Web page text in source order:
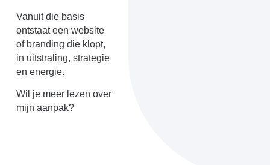
Vanuit die basis
ontstaat een website
of branding die klopt,
in uitstraling, strategie
en energie.
Wil je meer lezen over
mijn aanpak?